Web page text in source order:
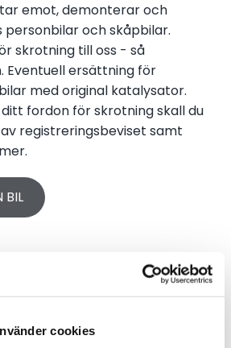
cookies
emot, demonterar och
personbilar och skåpbilar.
skrotning till oss - så
Eventuell ersättning för
med original katalysator.
fordon för skrotning skall du
registreringsbeviset samt
BIL